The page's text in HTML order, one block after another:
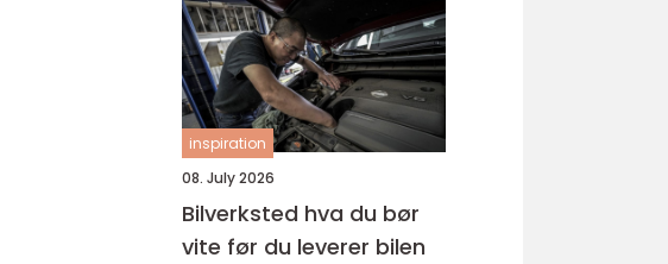
inspiration
08. July 2026
Bilverksted hva du bør
vite før du leverer bilen